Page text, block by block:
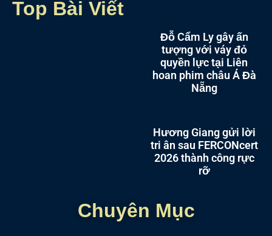
Top Bài Viết
Đỗ Cẩm Ly gây ấn
tượng với váy đỏ
quyền lực tại Liên
hoan phim châu Á Đà
Nẵng
Hương Giang gửi lời
tri ân sau FERCONcert
2026 thành công rực
rỡ
Chuyên Mục